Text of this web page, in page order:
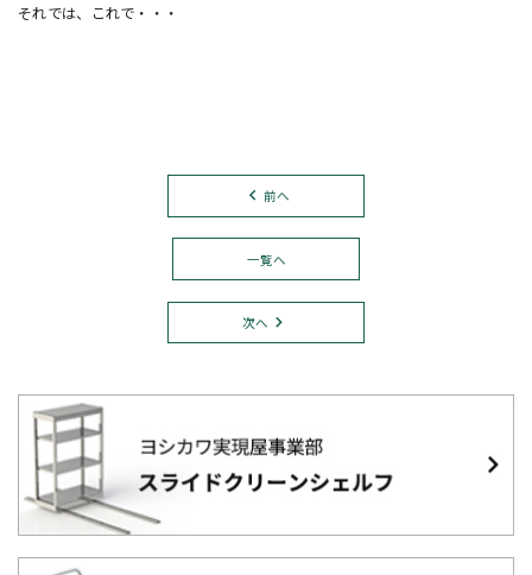
それでは、これで・・・
前へ
一覧へ
次へ